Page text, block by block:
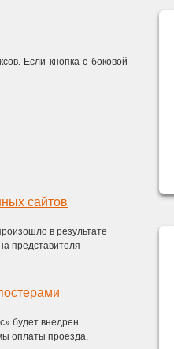
Если кнопка с боковой
сайтов
в результате
представителя
будет внедрен
оплаты проезда,